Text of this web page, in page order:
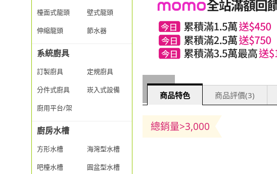
檯面式龍頭
壁式龍頭
伸縮龍頭
節水器
系統廚具
訂製廚具
定規廚具
分件式廚具
崁入式設備
廚用平台/架
廚房水槽
方形水槽
海灣型水槽
吧檯水槽
圓盆型水槽
商品特色 商品評價(3)
總銷量>3,000